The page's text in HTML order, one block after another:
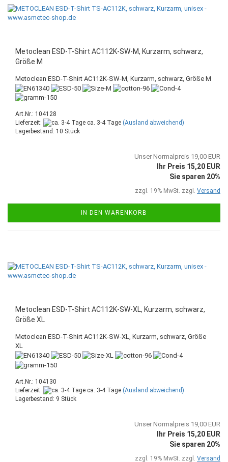
Metoclean ESD-T-Shirt AC112K-SW-M, Kurzarm, schwarz,
Größe M
Metoclean ESD-T-Shirt AC112K-SW-M, Kurzarm, schwarz, Größe M
Art.Nr.: 104128
Lieferzeit:
ca. 3-4 Tage (Ausland abweichend)
Lagerbestand: 10 Stück
Unser Normalpreis 19,00 EUR
Ihr Preis 15,20 EUR
Sie sparen 20%
zzgl. 19% MwSt. zzgl. Versand
IN DEN WARENKORB
Metoclean ESD-T-Shirt AC112K-SW-XL, Kurzarm, schwarz,
Größe XL
Metoclean ESD-T-Shirt AC112K-SW-XL, Kurzarm, schwarz, Größe
XL
Art.Nr.: 104130
Lieferzeit:
ca. 3-4 Tage (Ausland abweichend)
Lagerbestand: 9 Stück
Unser Normalpreis 19,00 EUR
Ihr Preis 15,20 EUR
Sie sparen 20%
zzgl. 19% MwSt. zzgl. Versand